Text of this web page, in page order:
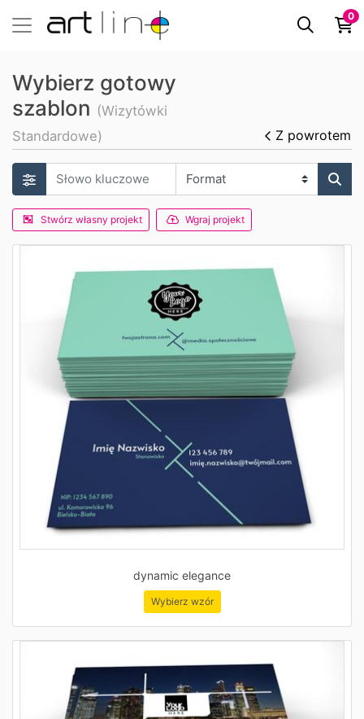
0
Wybierz gotowy
szablon (Wizytówki
Standardowe)
Z powrotem
Stwórz własny projekt Wgraj projekt
dynamic elegance
Wybierz wzór